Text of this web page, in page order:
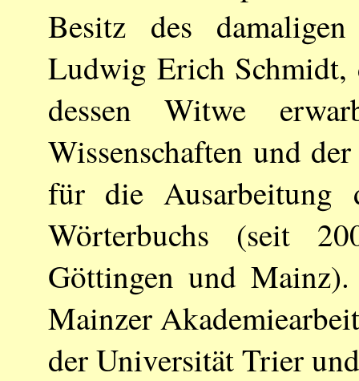
Besitz des
Ludwig Erich Schmidt,
dessen Witwe
Wissenschaften und
für die Ausarbeitung
Wörterbuchs (seit
Göttingen und
Mainzer
der Universität Trier